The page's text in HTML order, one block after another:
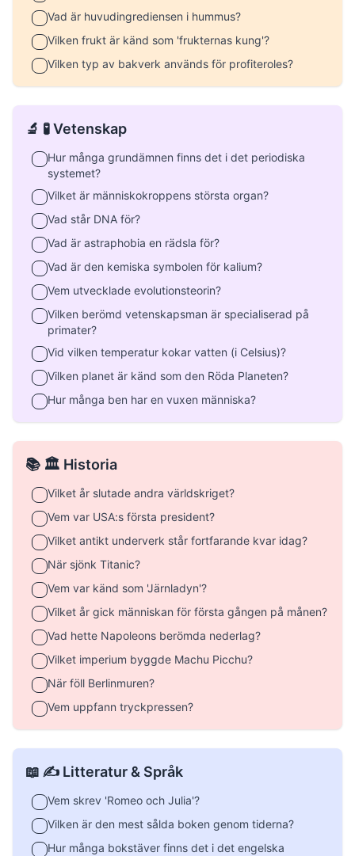
Vad är huvudingrediensen i hummus?
Vilken frukt är känd som 'frukternas kung'?
Vilken typ av bakverk används för profiteroles?
🔬 🧪 Vetenskap
Hur många grundämnen finns det i det periodiska
systemet?
Vilket är människokroppens största organ?
Vad står DNA för?
Vad är astraphobia en rädsla för?
Vad är den kemiska symbolen för kalium?
Vem utvecklade evolutionsteorin?
Vilken berömd vetenskapsman är specialiserad på
primater?
Vid vilken temperatur kokar vatten (i Celsius)?
Vilken planet är känd som den Röda Planeten?
Hur många ben har en vuxen människa?
📚 🏛️ Historia
Vilket år slutade andra världskriget?
Vem var USA:s första president?
Vilket antikt underverk står fortfarande kvar idag?
När sjönk Titanic?
Vem var känd som 'Järnladyn'?
Vilket år gick människan för första gången på månen?
Vad hette Napoleons berömda nederlag?
Vilket imperium byggde Machu Picchu?
När föll Berlinmuren?
Vem uppfann tryckpressen?
📖 ✍️ Litteratur & Språk
Vem skrev 'Romeo och Julia'?
Vilken är den mest sålda boken genom tiderna?
Hur många bokstäver finns det i det engelska